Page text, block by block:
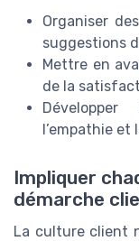
Organiser
suggestions
Mettre en
de la
l’empathie
Impliquer
démarche
La culture client